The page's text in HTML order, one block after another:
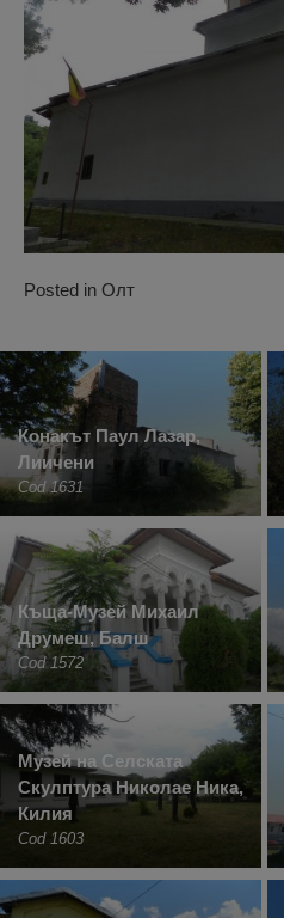
Posted in Олт
Конакът Паул Лазар,
Лиичени
Cod 1631
Къща-Музей Михаил
Друмеш, Балш
Cod 1572
Музей на Селската
Скулптура Николае Ника,
Килия
Cod 1603